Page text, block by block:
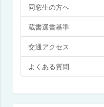
同窓生の方へ
蔵書選書基準
交通アクセス
よくある質問